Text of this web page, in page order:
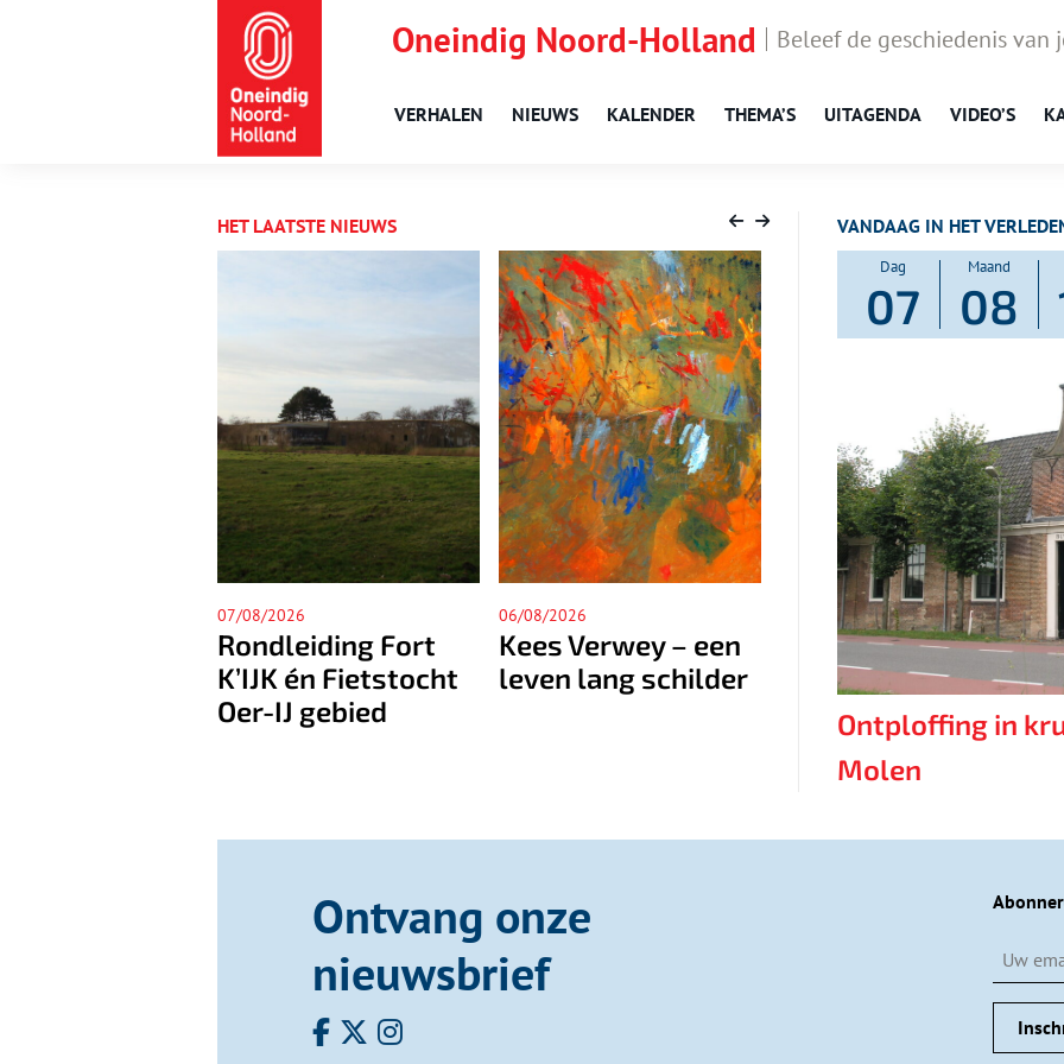
Oneindig Noord-Holland Beleef de geschiedenis van
VERHALEN NIEUWS KALENDER THEMA’S UITAGENDA VIDEO’S
HET LAATSTE NIEUWS
06/08/2026
Kees Verwey – een
leven lang schilder
05/08/2026
De Wateratlas van
Noord-Holland
04/08/2026
Sfeervolle muziek
op een historische
plek
VANDAAG IN HET
Dag
07
Maand
08
Ontploffing in
Molen
Ontvang onze
nieuwsbrief